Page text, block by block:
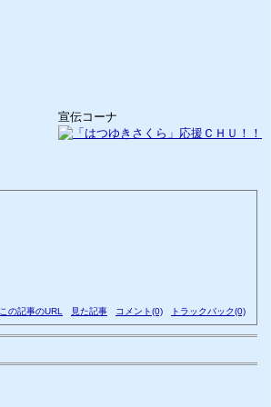
宣伝コーナ
この記事のURL 見た記事 コメント(0) トラックバック(0)